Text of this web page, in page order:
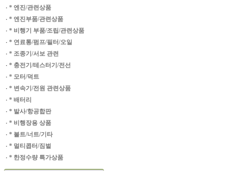
· * 엔진/관련상품
· * 엔진부품/관련상품
· * 비행기 부품/조립/관련상품
· * 연료통/펌프/필터/오일
· * 조종기/서보 관련
· * 충전기/테스터기/전선
· * 모터/덕트
· * 변속기/전원 관련상품
· * 배터리
· * 발사/항공합판
· * 비행장용 상품
· * 볼트/너트/기타
· * 멀티콥터/짐벌
· * 한정수량 특가상품